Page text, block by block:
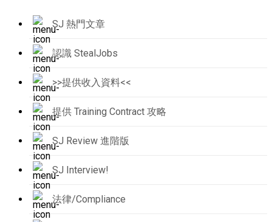
SJ 熱門文章
認識 StealJobs
>>提供收入資料<<
提供 Training Contract 攻略
SJ Review 進階版
SJ Interview!
法律/Compliance